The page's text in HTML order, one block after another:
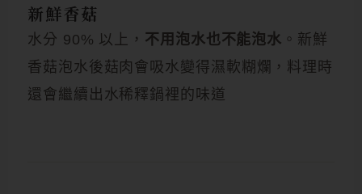
新鮮香菇
水分 90% 以上， 不用泡水也不能泡水 。新鮮
香菇泡水後菇肉會吸水變得濕軟糊爛，料理時
還會繼續出水稀釋鍋裡的味道